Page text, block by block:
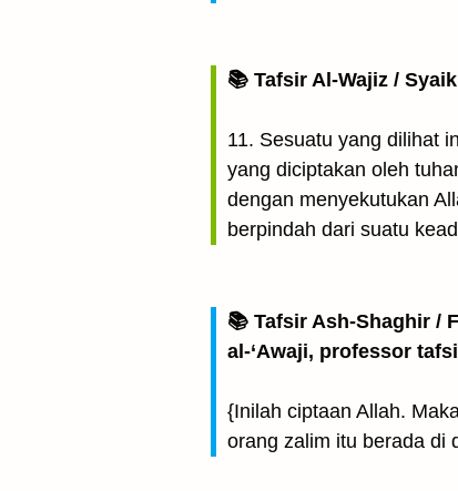
📚 Tafsir Al-Wajiz /
11. Sesuatu yang dilihat
yang diciptakan oleh
dengan menyekutukan
berpindah dari suatu
📚 Tafsir Ash-Shaghir /
al-‘Awaji, professor
{Inilah ciptaan Allah.
orang zalim itu berada di